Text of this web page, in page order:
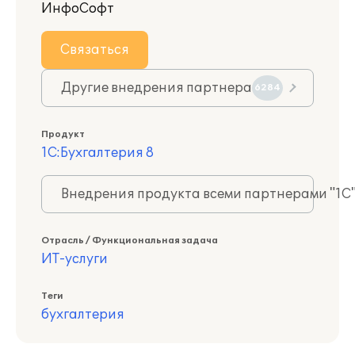
ИнфоСофт
Связаться
Другие внедрения партнера 6284
Продукт
1С:Бухгалтерия 8
Внедрения продукта всеми партнерами
Отрасль / Функциональная задача
ИТ-услуги
Теги
бухгалтерия